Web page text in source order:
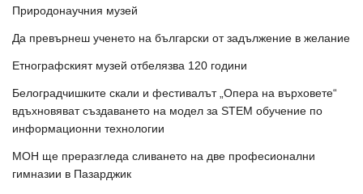
Природонаучния музей
Да превърнеш ученето на български от задължение в желание
Етнографският музей отбелязва 120 години
Белоградчишките скали и фестивалът „Опера на върховете“
вдъхновяват създаването на модел за STEM обучение по
информационни технологии
МОН ще преразгледа сливането на две професионални
гимназии в Пазарджик